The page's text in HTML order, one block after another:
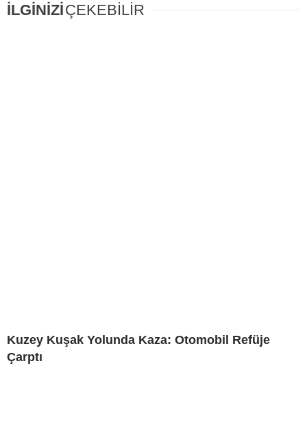
İLGİNİZİÇEKEBİLİR
Kuzey Kuşak Yolunda Kaza: Otomobil Refüje
Çarptı